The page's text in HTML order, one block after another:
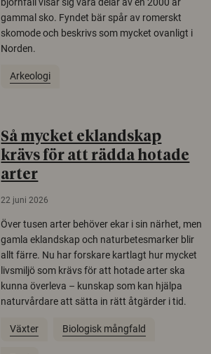
gammal sko. Fyndet bär spår av romerskt
skomode och beskrivs som mycket ovanligt i
Norden.
Arkeologi
Så mycket eklandskap
krävs för att rädda hotade
arter
22 juni 2026
Över tusen arter behöver ekar i sin närhet, men
gamla eklandskap och naturbetesmarker blir
allt färre. Nu har forskare kartlagt hur mycket
livsmiljö som krävs för att hotade arter ska
kunna överleva – kunskap som kan hjälpa
naturvårdare att sätta in rätt åtgärder i tid.
Växter Biologisk mångfald